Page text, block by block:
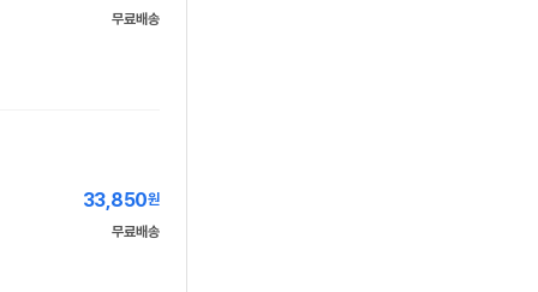
무료배송
33,850원
무료배송